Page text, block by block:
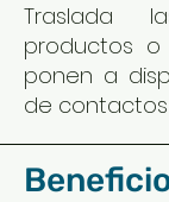
Traslada
productos
ponen a
de contactos